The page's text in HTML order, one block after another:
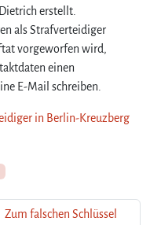
erstellt.
als Strafverteidiger
vorgeworfen wird,
einen
E-Mail schreiben.
in Berlin-Kreuzberg
Zum falschen Schlüssel